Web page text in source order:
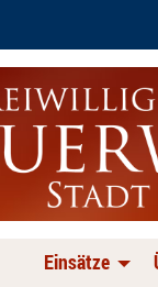
Einsätze